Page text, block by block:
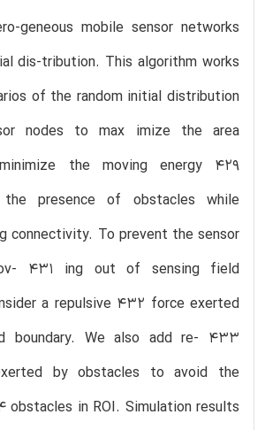
geneous mobile sensor networks
dis-tribution. This algorithm works
of the random initial distribution
nodes to max imize the area
the moving energy 429
presence of obstacles while
connectivity. To prevent the sensor
431 ing out of sensing field
a repulsive 432 force exerted
boundary. We also add re- 433
by obstacles to avoid the
in ROI. Simulation results